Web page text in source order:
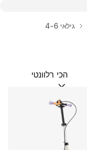
גילאי 4-6
מיין לפי:(optional)